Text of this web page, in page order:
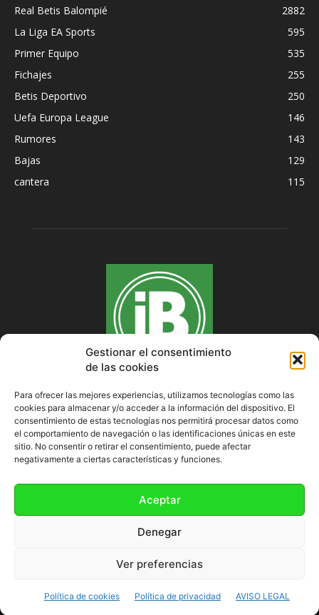
Gestionar el consentimiento
de las cookies
Para ofrecer las mejores experiencias, utilizamos tecnologías como las
cookies para almacenar y/o acceder a la información del dispositivo. El
consentimiento de estas tecnologías nos permitirá procesar datos como
el comportamiento de navegación o las identificaciones únicas en este
sitio. No consentir o retirar el consentimiento, puede afectar
negativamente a ciertas características y funciones.
Aceptar
Denegar
Ver preferencias
Política de cookies Política de privacidad AVISO LEGAL
Real Betis Balompié
2882
La Liga EA Sports
595
Primer Equipo
535
Fichajes
255
Betis Deportivo
250
Uefa Europa League
146
Rumores
143
Bajas
129
cantera
115
SOBRE NOSOTROS
Política de cookies (UE)
©